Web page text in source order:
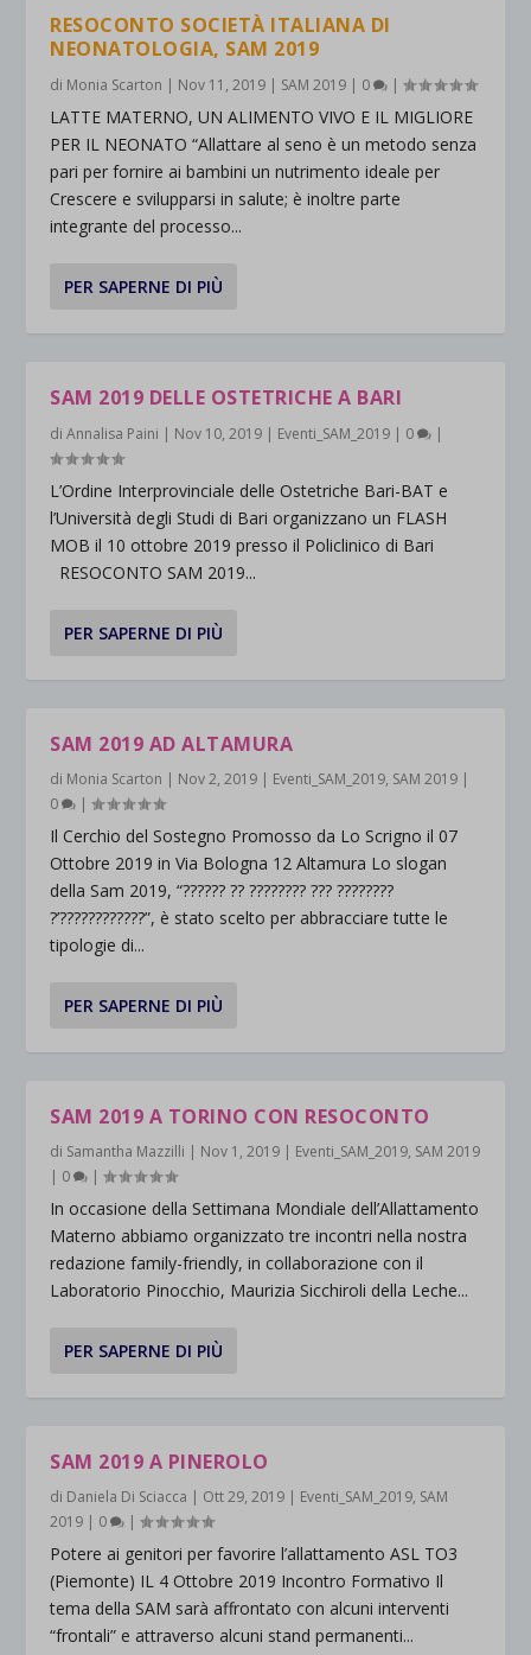
RESOCONTO SOCIETÀ ITALIANA DI
NEONATOLOGIA, SAM 2019
di Monia Scarton | Nov 11, 2019 | SAM 2019 | 0 |
LATTE MATERNO, UN ALIMENTO VIVO E IL MIGLIORE
PER IL NEONATO “Allattare al seno è un metodo senza
pari per fornire ai bambini un nutrimento ideale per
Crescere e svilupparsi in salute; è inoltre parte
integrante del processo...
PER SAPERNE DI PIÙ
SAM 2019 DELLE OSTETRICHE A BARI
diAnnalisa Paini | Nov 10, 2019 | Eventi_SAM_2019 | 0 |
L’Ordine Interprovinciale delle Ostetriche Bari-BAT e
l’Università degli Studi di Bari organizzano un FLASH
MOB il 10 ottobre 2019 presso il Policlinico di Bari
RESOCONTO SAM 2019...
PER SAPERNE DI PIÙ
SAM 2019 AD ALTAMURA
di Monia Scarton | Nov 2, 2019 | Eventi_SAM_2019, SAM 2019 |
0
|
Il Cerchio del Sostegno Promosso da Lo Scrigno il 07
Ottobre 2019 in Via Bologna 12 Altamura Lo slogan
della Sam 2019, “?????? ?? ???????? ??? ????????
?’????????????”, è stato scelto per abbracciare tutte le
tipologie di...
PER SAPERNE DI PIÙ
SAM 2019 A TORINO CON RESOCONTO
di Samantha Mazzilli | Nov 1, 2019 | Eventi_SAM_2019, SAM 2019
| 0 |
In occasione della Settimana Mondiale dell’Allattamento
Materno abbiamo organizzato tre incontri nella nostra
redazione family-friendly, in collaborazione con il
Laboratorio Pinocchio, Maurizia Sicchiroli della Leche...
PER SAPERNE DI PIÙ
SAM 2019 A PINEROLO
di Daniela Di Sciacca | Ott 29, 2019 | Eventi_SAM_2019, SAM
2019 | 0 |
Potere ai genitori per favorire l’allattamento ASL TO3
(Piemonte) IL 4 Ottobre 2019 Incontro Formativo Il
tema della SAM sarà affrontato con alcuni interventi
“frontali” e attraverso alcuni stand permanenti...